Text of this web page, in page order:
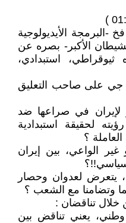
-البرمجة الأيديولوجية
الأكبر- بصره عن
استبدادي،
جي على صاحب التعليق
لإيران في صراعها ضد
لحقيقة استبدادية
العاملة ؟
الواعي، بين إيران
يتعرض لعدوان وحصار
وتضامنا مع الشعب ؟
خلال تناقضان :
يعني تناقض بين